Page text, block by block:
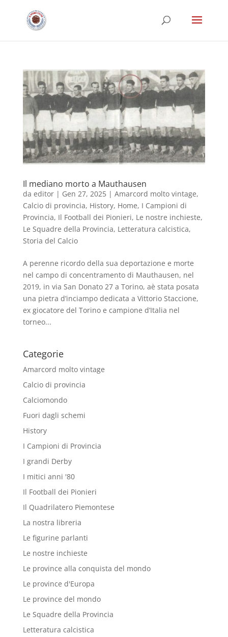
Il mediano morto a Mauthausen
da editor| Gen 27, 2025| Amarcord molto vintage,
Calcio di provincia, History, Home, I Campioni di
Provincia, Il Football dei Pionieri, Le nostre inchieste,
Le Squadre della Provincia, Letteratura calcistica,
Storia del Calcio
A perenne ricordo della sua deportazione e morte
nel campo di concentramento di Mauthausen, nel
2019, in via San Donato 27 a Torino, aè stata posata
una pietra d’inciampo dedicata a Vittorio Staccione,
ex giocatore del Torino e campione d’Italia nel
torneo...
Categorie
Amarcord molto vintage
Calcio di provincia
Calciomondo
Fuori dagli schemi
History
I Campioni di Provincia
I grandi Derby
I mitici anni '80
Il Football dei Pionieri
Il Quadrilatero Piemontese
La nostra libreria
Le figurine parlanti
Le nostre inchieste
Le province alla conquista del mondo
Le province d'Europa
Le province del mondo
Le Squadre della Provincia
Letteratura calcistica